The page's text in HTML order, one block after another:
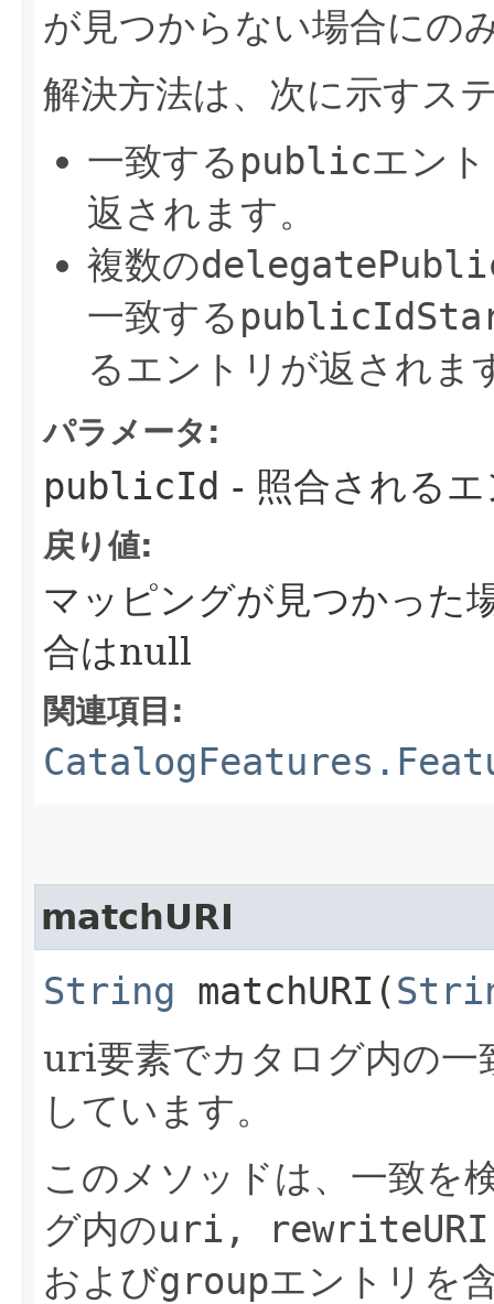
が見つからない場合にの
解決方法は、次に示すス
一致する publicエン
返されます。
複数の
一致する
るエントリが返されま
パラメータ:
publicId - 照合される
戻り値:
マッピングが見つかった
合はnull
関連項目:
matchURI
String matchURI​(
uri要素でカタログ内の一
しています。
このメソッドは、一致を
グ内のuri,
およびgroupエントリを